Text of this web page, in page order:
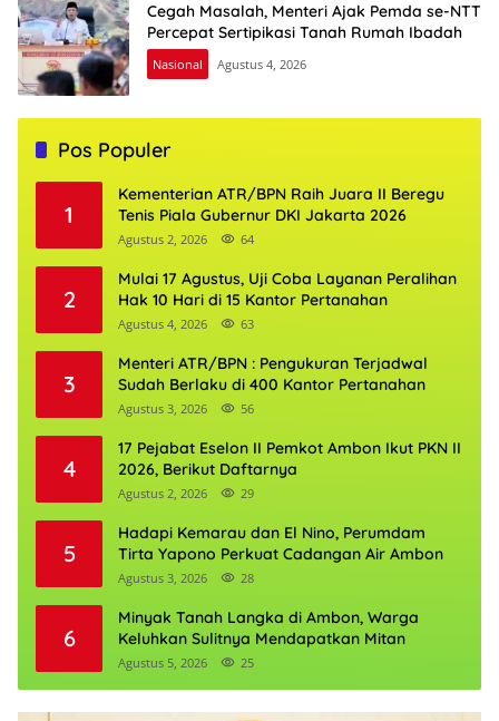
Cegah Masalah, Menteri Ajak Pemda se-NTT
Percepat Sertipikasi Tanah Rumah Ibadah
Nasional Agustus 4, 2026
Pos Populer
1
Kementerian ATR/BPN Raih Juara II Beregu
Tenis Piala Gubernur DKI Jakarta 2026
Agustus 2, 2026 64
2
Mulai 17 Agustus, Uji Coba Layanan Peralihan
Hak 10 Hari di 15 Kantor Pertanahan
Agustus 4, 2026 63
3
Menteri ATR/BPN : Pengukuran Terjadwal
Sudah Berlaku di 400 Kantor Pertanahan
Agustus 3, 2026 56
4
17 Pejabat Eselon II Pemkot Ambon Ikut PKN II
2026, Berikut Daftarnya
Agustus 2, 2026 29
5
Hadapi Kemarau dan El Nino, Perumdam
Tirta Yapono Perkuat Cadangan Air Ambon
Agustus 3, 2026 28
6
Minyak Tanah Langka di Ambon, Warga
Keluhkan Sulitnya Mendapatkan Mitan
Agustus 5, 2026 25